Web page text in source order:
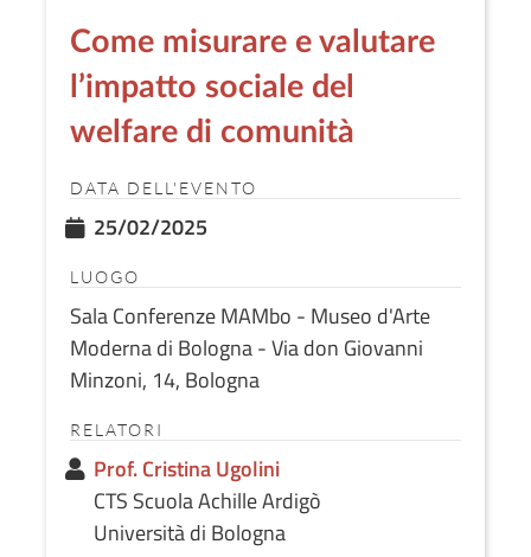
Come misurare e valutare
l’impatto sociale del
welfare di comunità
DATA DELL'EVENTO
25/02/2025
LUOGO
Sala Conferenze MAMbo - Museo d'Arte
Moderna di Bologna - Via don Giovanni
Minzoni, 14, Bologna
RELATORI
Prof. Cristina Ugolini
CTS Scuola Achille Ardigò
Università di Bologna